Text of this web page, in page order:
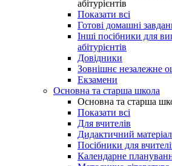
абітурієнтів
Показати всі
Готові домашні
Інші посібники для
абітурієнтів
Довідники
Зовнішнє незалежне
Екзамени
Основна та старша школа
Основна та старша
Показати всі
Для вчителів
Дидактичний матеріал
Посібники для
Календарне